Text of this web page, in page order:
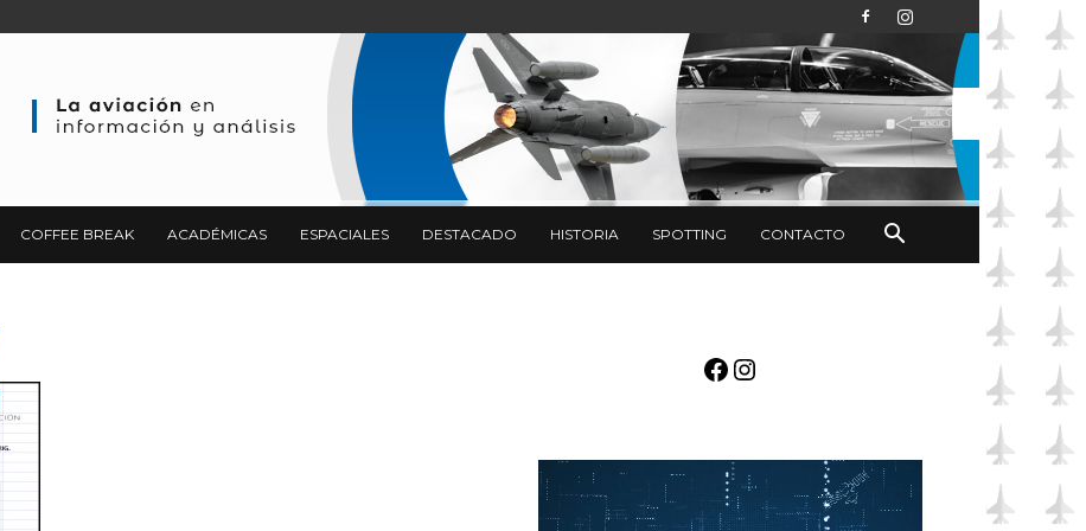
COFFEE BREAK ACADÉMICAS ESPACIALES DESTACADO HISTORIA SPOTTING CONTACTO
Facebook
Instagram